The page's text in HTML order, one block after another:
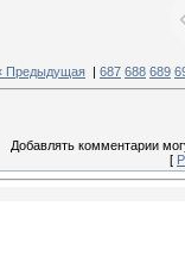
Предыдущая | 687 688 689
Добавлять комментарии
[